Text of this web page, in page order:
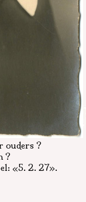
ouders ?
?
«5. 2. 27».